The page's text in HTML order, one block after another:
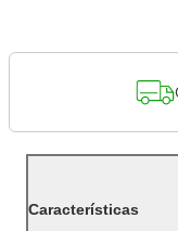
Características